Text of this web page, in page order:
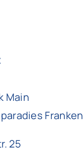
Main
Franken
25